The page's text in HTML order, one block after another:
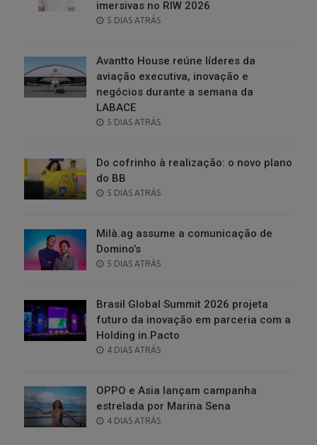
imersivas no RIW 2026
POSTED
5 DIAS ATRÁS
Avantto House reúne líderes da
aviação executiva, inovação e
negócios durante a semana da
LABACE
POSTED
5 DIAS ATRÁS
Do cofrinho à realização: o novo plano
do BB
POSTED
5 DIAS ATRÁS
Milà.ag assume a comunicação de
Domino’s
POSTED
5 DIAS ATRÁS
Brasil Global Summit 2026 projeta
futuro da inovação em parceria com a
Holding in.Pacto
POSTED
4 DIAS ATRÁS
OPPO e Asia lançam campanha
estrelada por Marina Sena
POSTED
4 DIAS ATRÁS